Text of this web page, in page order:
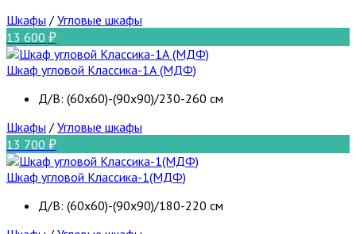
Шкафы / Угловые шкафы
13 600
Шкаф угловой Классика-1А (МДФ)
Д/В: (60х60)-(90х90)/230-260 см
Шкафы / Угловые шкафы
13 700
Шкаф угловой Классика-1(МДФ)
Д/В: (60х60)-(90х90)/180-220 см